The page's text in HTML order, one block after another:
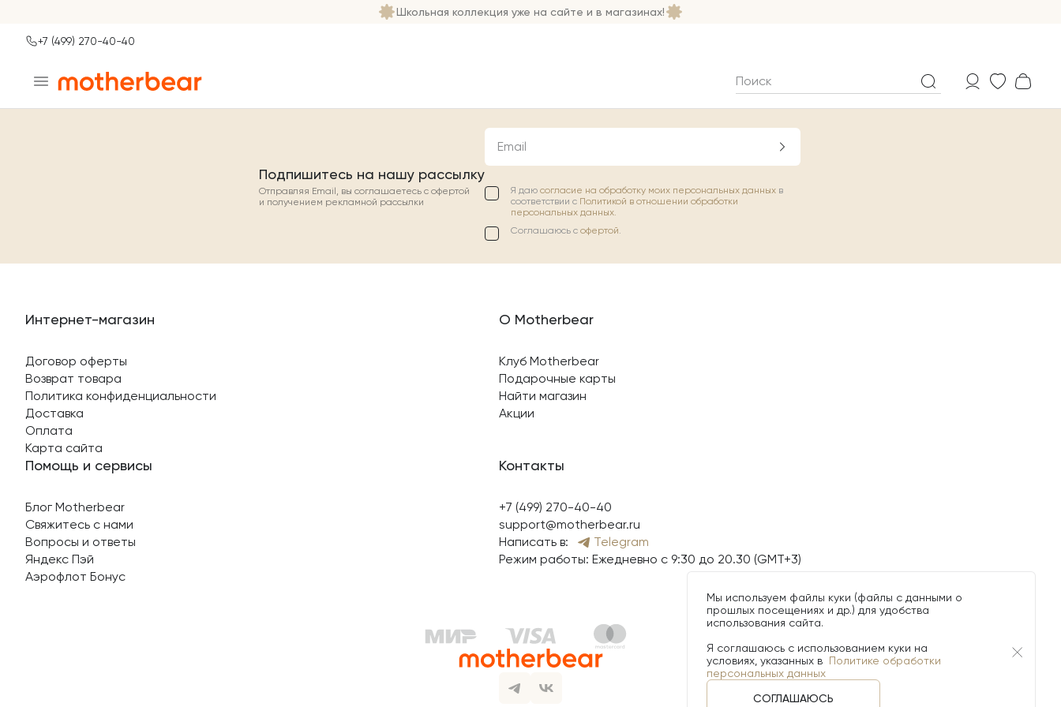
Школьная коллекция уже на сайте и в магазинах!
Ваш город
+7 (499) 270-40-40
Подпишитесь на нашу рассылку
Отправляя Email, вы соглашаетесь с офертой
и получением рекламной рассылки
Email
Я даю согласие на обработку моих персональных данных в
соответствии с Политикой в отношении обработки
персональных данных.
Соглашаюсь с офертой.
Интернет-магазин
Договор оферты
Возврат товара
Политика конфиденциальности
Доставка
Оплата
Карта сайта
О Motherbear
Клуб Motherbear
Подарочные карты
Найти магазин
Акции
Помощь и сервисы
Блог Motherbear
Свяжитесь с нами
Вопросы и ответы
Яндекс Пэй
Аэрофлот Бонус
Контакты
+7 (499) 270-40-40
support@motherbear.ru
Написать в:
Telegram
Режим работы: Ежедневно с 9:30 до 20.30 (GMT+3)
Мы используем файлы куки (файлы с данными о
прошлых посещениях и др.) для удобства
использования сайта.
Я соглашаюсь с использованием куки на
условиях, указанных в Политике обработки
персональных данных
СОГЛАШАЮСЬ